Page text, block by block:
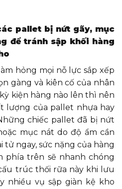
pallet bị nứt gãy, mục
để tránh sập khối hàng
hỏng mọi nỗ lực sắp xếp
gàng và kiên cố của nhân
kiện hàng nào lên thì nên
lượng của pallet nhựa hay
chiếc pallet đã bị nứt
mục nát do độ ẩm cần
tử ngay, sức nặng của hàng
phía trên sẽ nhanh chóng
trúc thối rữa này khi lưu
nhiều vụ sập giàn kệ kho